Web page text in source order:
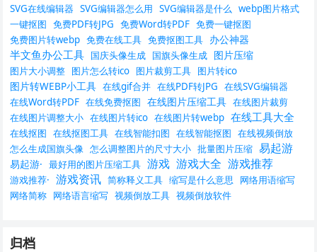
SVG在线编辑器 SVG编辑器怎么用 SVG编辑器是什么 webp图片格式
一键抠图 免费PDF转JPG 免费Word转PDF 免费一键抠图
免费图片转webp 免费在线工具 免费抠图工具 办公神器
半文鱼办公工具 国庆头像生成 国旗头像生成 图片压缩
图片大小调整 图片怎么转ico 图片裁剪工具 图片转ico
图片转WEBP小工具 在线gif合并 在线PDF转JPG 在线SVG编辑器
在线Word转PDF 在线免费抠图 在线图片压缩工具 在线图片裁剪
在线图片调整大小 在线图片转ico 在线图片转webp 在线工具大全
在线抠图 在线抠图工具 在线智能扣图 在线智能抠图 在线视频倒放
怎么生成国旗头像 怎么调整图片的尺寸大小 批量图片压缩 易起游
易起游· 最好用的图片压缩工具 游戏 游戏大全 游戏推荐
游戏推荐· 游戏资讯 简称释义工具 缩写是什么意思
网络用语缩写
网络简称 网络语言缩写 视频倒放工具 视频倒放软件
归档